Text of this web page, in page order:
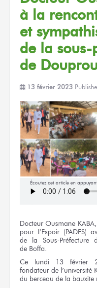
à la
et
de la sous-
de
13 février 2023
Écoutez cet article en
DocteurOusmane KABA,
pour l’Espoir (PADES)
de la Sous-Préfecture
de Boffa.
Ce lundi
13 février
fondateurde l’université
du berceau de la bauxite